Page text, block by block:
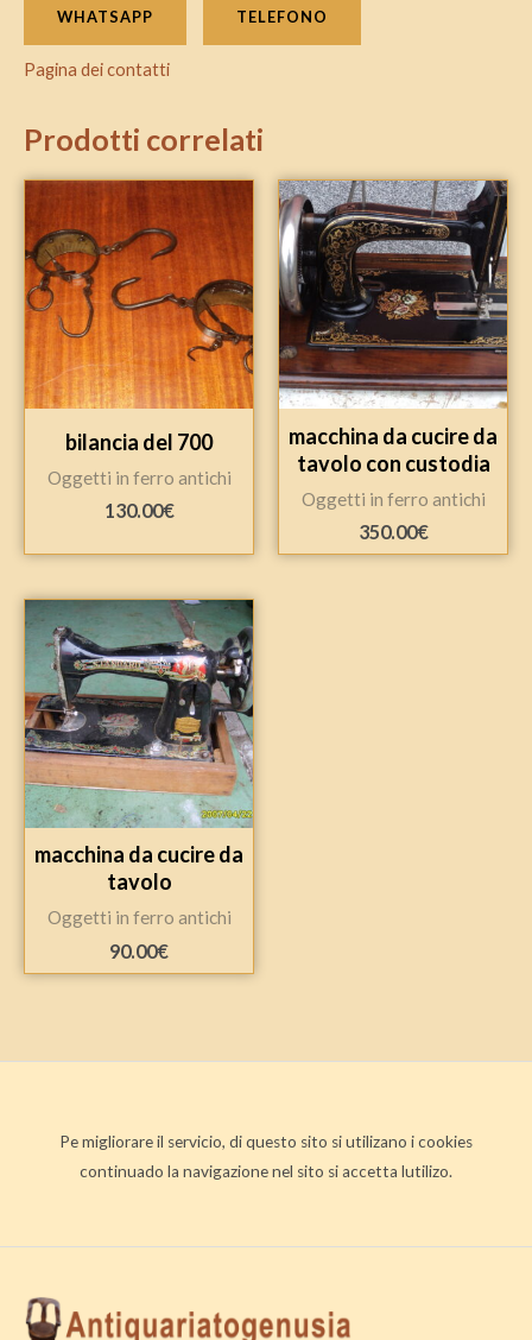
WHATSAPP TELEFONO
Pagina dei contatti
Prodotti correlati
bilancia del 700
Oggetti in ferro antichi
130.00€
macchina da cucire da
tavolo con custodia
Oggetti in ferro antichi
350.00€
macchina da cucire da
tavolo
Oggetti in ferro antichi
90.00€
Pe migliorare il servicio, di questo sito si utilizano i cookies
continuado la navigazione nel sito si accetta lutilizo.